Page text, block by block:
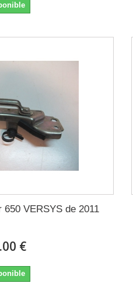
VERSYS de 2011
€